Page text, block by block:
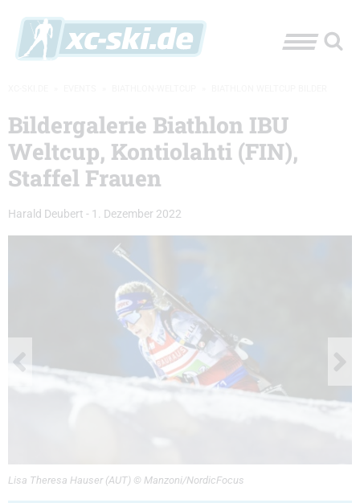
Bildergalerie Biathlon IBU
Weltcup, Kontiolahti (FIN),
Staffel Frauen
Harald Deubert - 1. Dezember 2022
Lisa Theresa Hauser (AUT) © Manzoni/NordicFocus